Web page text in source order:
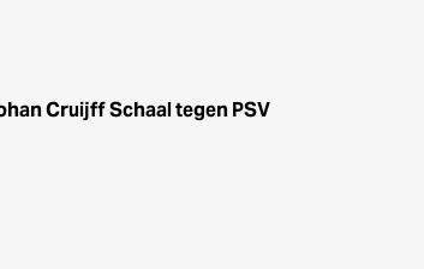
Cruijff Schaal tegen PSV